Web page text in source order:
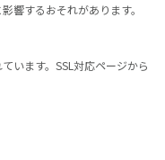
響するおそれがあります。
います。SSL対応ページから